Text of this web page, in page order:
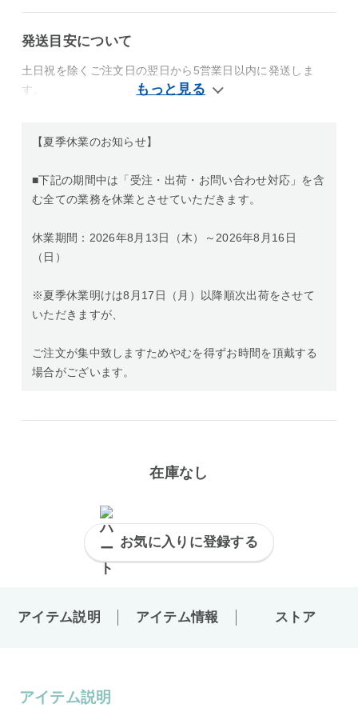
発送目安について
土日祝を除くご注文日の翌日から5営業日以内に発送しま
す。
【夏季休業のお知らせ】
■下記の期間中は「受注・出荷・お問い合わせ対応」を含
む全ての業務を休業とさせていただきます。
休業期間：2026年8月13日（木）～2026年8月16日
（日）
※夏季休業明けは8月17日（月）以降順次出荷をさせて
いただきますが、
ご注文が集中致しますためやむを得ずお時間を頂戴する
場合がございます。
在庫なし
お気に入りに登録する
アイテム説明 アイテム情報 ストア
アイテム説明